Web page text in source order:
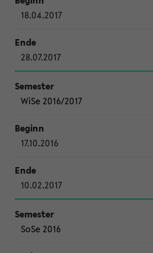
18.04.2017
28.07.2017
WiSe 2016/2017
17.10.2016
10.02.2017
SoSe 2016